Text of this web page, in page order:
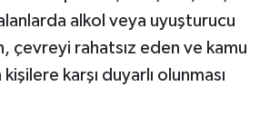
alkol veya uyuşturucu
çevreyi rahatsız eden ve kamu
karşı duyarlı olunması